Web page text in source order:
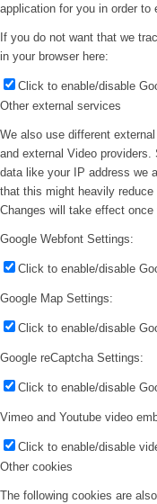
application for you in order to
If you do not want that we
in your browser here:
Click to enable/disable
Other external services
We also use different
and external Video
data like your IP address we
that this might heavily reduce
Changes will take effect once
Google Webfont Settings:
Click to enable/disable
Google Map Settings:
Click to enable/disable
Google reCaptcha Settings:
Click to enable/disable
Vimeo and Youtube video
Click to enable/disable
Other cookies
The following cookies are